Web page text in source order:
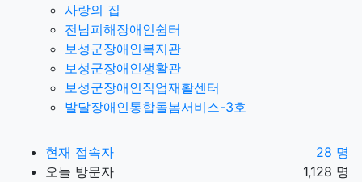
사랑의 집
전남피해장애인쉼터
보성군장애인복지관
보성군장애인생활관
보성군장애인직업재활센터
발달장애인통합돌봄서비스-3호
현재 접속자
28 명
오늘 방문자
1,128 명